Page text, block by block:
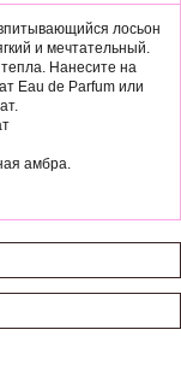
лосьон
и мечтательный.
тепла. Нанесите на
Eau de Parfum или
амбра.